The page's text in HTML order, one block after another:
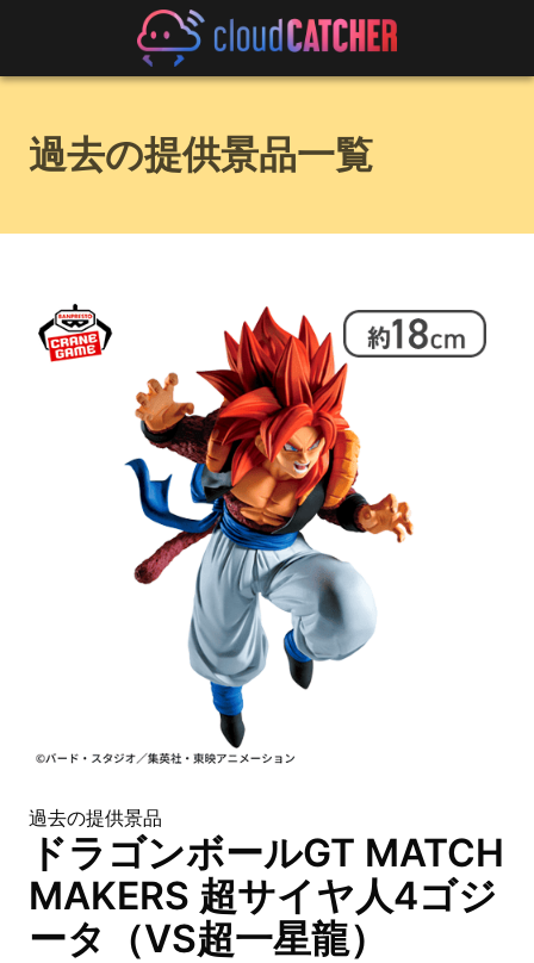
過去の提供景品一覧
過去の提供景品
ドラゴンボールGT MATCH
MAKERS 超サイヤ人4ゴジ
ータ（VS超一星龍）